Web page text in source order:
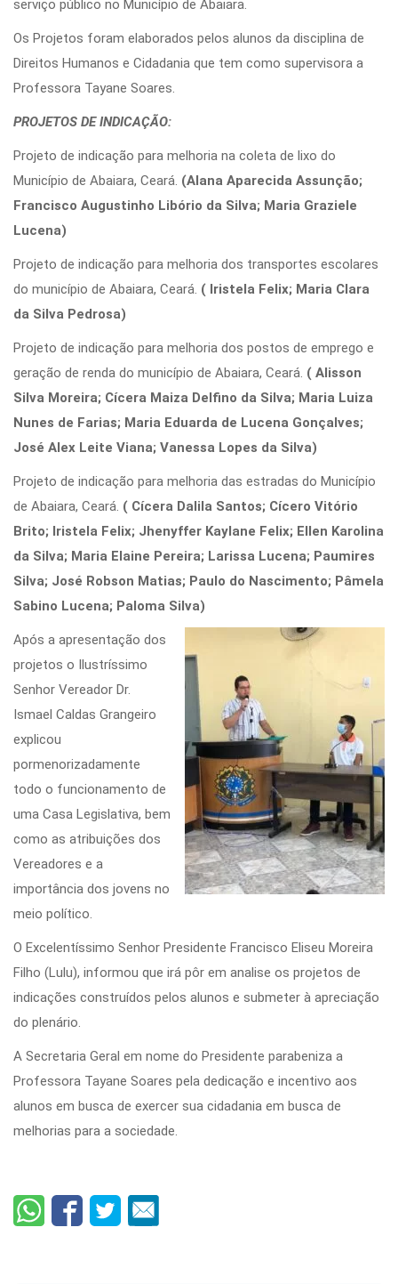
serviço público no Município de Abaiara.
Os Projetos foram elaborados pelos alunos da disciplina de
Direitos Humanos e Cidadania que tem como supervisora a
Professora Tayane Soares.
PROJETOS DE INDICAÇÃO:
Projeto de indicação para melhoria na coleta de lixo do
Município de Abaiara, Ceará. (Alana Aparecida Assunção;
Francisco Augustinho Libório da Silva; Maria Graziele
Lucena)
Projeto de indicação para melhoria dos transportes escolares
do município de Abaiara, Ceará. ( Iristela Felix; Maria Clara
da Silva Pedrosa)
Projeto de indicação para melhoria dos postos de emprego e
geração de renda do município de Abaiara, Ceará. ( Alisson
Silva Moreira; Cícera Maiza Delfino da Silva; Maria Luiza
Nunes de Farias; Maria Eduarda de Lucena Gonçalves;
José Alex Leite Viana; Vanessa Lopes da Silva)
Projeto de indicação para melhoria das estradas do Município
de Abaiara, Ceará. ( Cícera Dalila Santos; Cícero Vitório
Brito; Iristela Felix; Jhenyffer Kaylane Felix; Ellen Karolina
da Silva; Maria Elaine Pereira; Larissa Lucena; Paumires
Silva; José Robson Matias; Paulo do Nascimento; Pâmela
Sabino Lucena; Paloma Silva)
Após a apresentação dos
projetos o Ilustríssimo
Senhor Vereador Dr.
Ismael Caldas Grangeiro
explicou
pormenorizadamente
todo o funcionamento de
uma Casa Legislativa, bem
como as atribuições dos
Vereadores e a
importância dos jovens no
meio político.
O Excelentíssimo Senhor Presidente Francisco Eliseu Moreira
Filho (Lulu), informou que irá pôr em analise os projetos de
indicações construídos pelos alunos e submeter à apreciação
do plenário.
A Secretaria Geral em nome do Presidente parabeniza a
Professora Tayane Soares pela dedicação e incentivo aos
alunos em busca de exercer sua cidadania em busca de
melhorias para a sociedade.